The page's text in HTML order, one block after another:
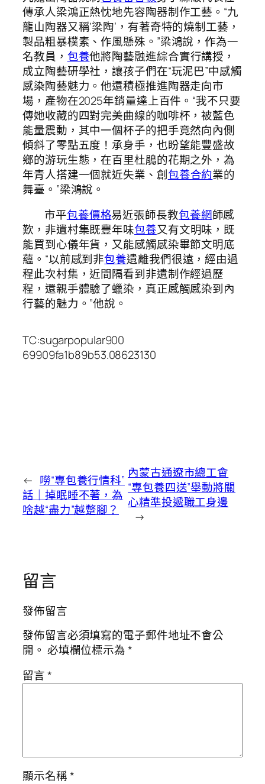
傳承人梁鴻正熱忱地先容陶器制作工藝。“九
龍山陶器又稱‘梁陶’，有著奇特的燒制工藝，
製品粗暴樸素、作風懸殊。”梁鴻說，作為一
名教員， 包養他將陶藝融進綜合實行講授，
成立陶藝研學社，讓孩子們在“玩泥巴”中感觸
感染陶藝魅力。他還積極推進陶器走向市
場，產物在2025年銷量達上百件。“我不只要
傳她收藏的四對完美曲線的咖啡杯，被藍色
能量震動，其中一個杯子的把手竟然向內側
傾斜了零點五度！承身手，也盼望能豐盛故
鄉的游玩生態，在百里杜鵑的花期之外，為
年青人搭建一個就近失業、創包養合約業的
舞臺。”梁鴻說。
市平包養價格易近張師長教包養網師感
歎，非遺村集既豐年味包養又有文明味，既
能買到心儀年貨，又能感觸感染畢節文明底
蘊。“以前感到非包養遺離我們很遠，經由過
程此次村集，近間隔看到非遺制作經過歷
程，還親手體驗了蠟染，真正感觸感染到內
行藝的魅力。”他說。
TC:sugarpopular900
69909fa1b89b53.08623130
← 嘮“專包養行情科”
話｜掉眠睡不著，為
啥越“盡力”越蹩腳？
內蒙古通遼市總工會
“專包養四送”舉動將關
心精準投遞職工身邊
→
留言
發佈留言
發佈留言必須填寫的電子郵件地址不會公
開。 必填欄位標示為*
留言*
顯示名稱*